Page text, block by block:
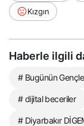
Kızgın
Haberle ilgili
# Bugünün
# dijital beceriler
# Diyarbakır